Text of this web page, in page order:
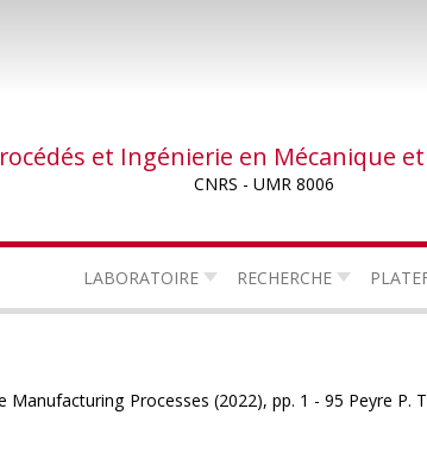
et Ingénierie en Mécanique
CNRS - UMR 8006
LABORATOIRE RECHERCHE
Manufacturing Processes (2022), pp. 1 - 95 Peyre